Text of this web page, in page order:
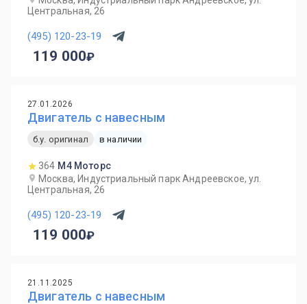
Центральная, 26
(495) 120-23-19
119 000
27.01.2026
Двигатель с навесным
б.у. оригинал в наличии
364 М4 Моторс
Москва, Индустриальный парк Андреевское, ул.
Центральная, 26
(495) 120-23-19
119 000
21.11.2025
Двигатель с навесным